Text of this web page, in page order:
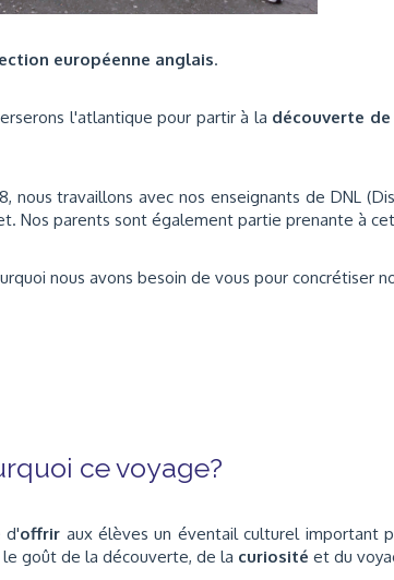
européenne anglais.
l'atlantique pour partir à la découverte
nous travaillons avec nos enseignants de DNL
Nos parents sont également partie prenante à
nous avons besoin de vous pour concrétiser
ce voyage?
d'offrir aux élèves un éventail culturel important
le goût de la découverte, de la curiosité et du